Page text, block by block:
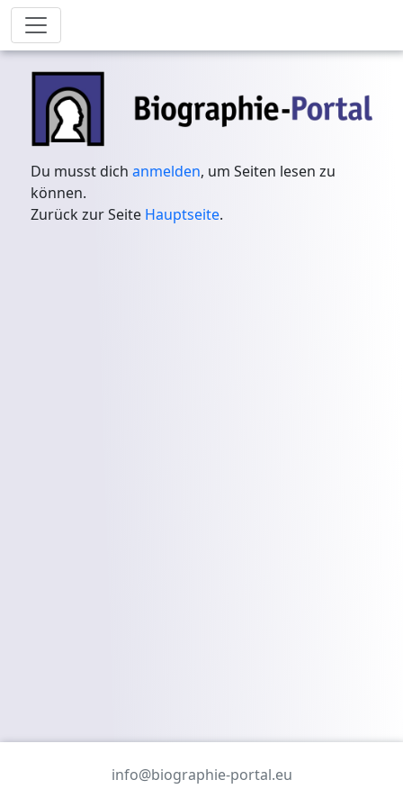
Du musst dichanmelden, um Seiten lesen zu
können.
Zurück zur Seite Hauptseite.
info@biographie-portal.eu